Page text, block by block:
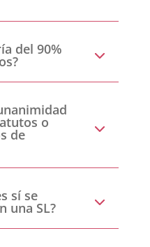
del 90%
o
de
sí se
una SL?